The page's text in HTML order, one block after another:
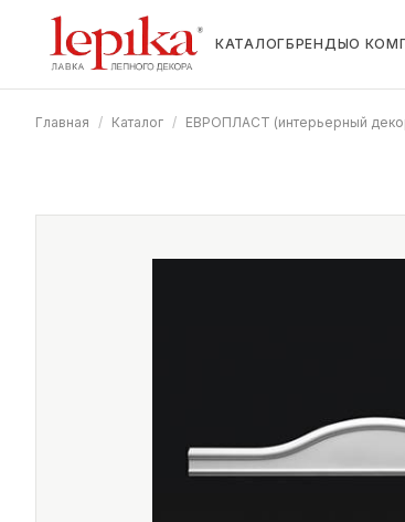
КАТАЛОГБРЕНДЫО
Главная / Каталог / ЕВРОПЛАСТ (интерьерный